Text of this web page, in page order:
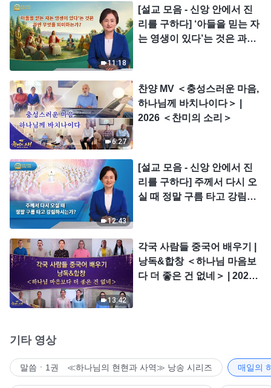
11:18
[설교 모음 - 신앙 안에서 진
리를 구하다] ‘아들을 믿는 자
는 영생이 있다’는 것은 과연
6:27
찬양 MV ＜충성스러운 마음,
하나님께 바치나이다＞ |
2026 ＜찬미의 소리＞
12:43
[설교 모음 - 신앙 안에서 진
리를 구하다] 주께서 다시 오
실 때 정말 구름 타고 강림하
13:42
각국 사람들 중국어 배우기 |
낭독&합창 ＜하나님 마음보
다 더 좋은 건 없네＞ | 2026
기타 영상
말씀ㆍ1권 ≪하나님의 현현과 사역≫ 낭송 시리즈 매일의